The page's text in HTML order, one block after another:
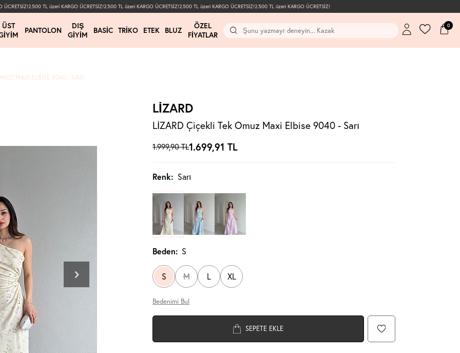
2.500 TL üzeri KARGO ÜCRETSİZ!2.500 TL üzeri KARGO ÜCRETSİZ!2.500 TL üzeri KARGO ÜCRETSİZ!2.500 TL üzeri KARGO ÜCRETSİZ!
ÜST
PANTOLON
DIŞ
GIYIM
BASIC TRIKO ETEK BLUZ
ÖZEL
FIYATLAR
0
MAXI ELBISE 9040 - SARI
LİZARD
LİZARD Çiçekli Tek Omuz Maxi Elbise 9040 - Sarı
1.999,90TL1.699,91 TL
Renk: Sarı
Beden: S
S M L XL
Bedenimi Bul
SEPETE EKLE